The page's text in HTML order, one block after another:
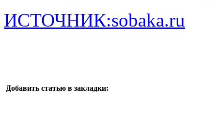
ИСТОЧНИК:sobaka.ru
Добавить статью в закладки: